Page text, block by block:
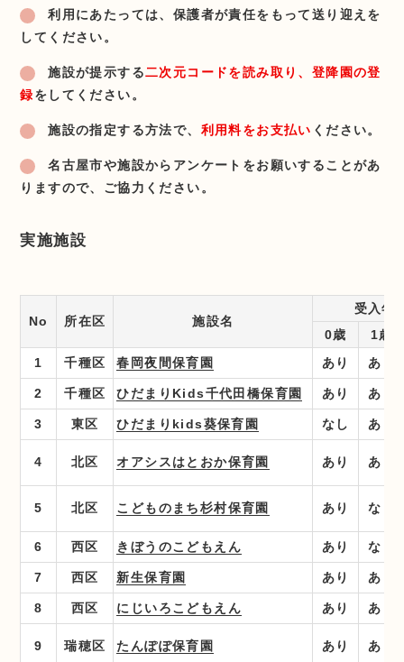
利用にあたっては、保護者が責任をもって送り迎えを
してください。
施設が提示する二次元コードを読み取り、登降園の登
録をしてください。
施設の指定する方法で、 利用料をお支払い ください。
名古屋市や施設からアンケートをお願いすることがあ
りますので、ご協力ください。
実施施設
No 所在区 施設名
受入年
0歳
1歳
1
千種区 春岡夜間保育園 あり あり
2 千種区 ひだまりKids千代田橋保育園 あり あり
3 東区 ひだまりkids葵保育園 なし あり
4 北区 オアシスはとおか保育園 あり あり
5 北区 こどものまち杉村保育園 あり なし
6 西区 きぼうのこどもえん あり なし
7 西区 新生保育園 あり あり
8 西区 にじいろこどもえん あり あり
9 瑞穂区 たんぽぽ保育園 あり あり